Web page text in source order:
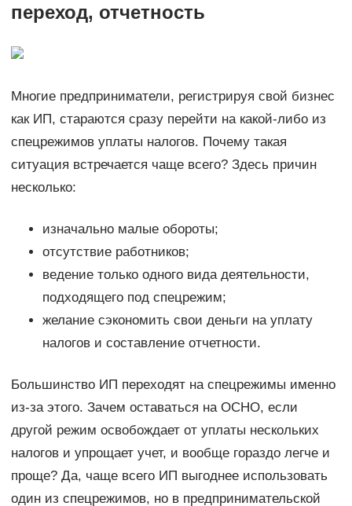
переход, отчетность
Многие предприниматели, регистрируя свой бизнес
как ИП, стараются сразу перейти на какой-либо из
спецрежимов уплаты налогов. Почему такая
ситуация встречается чаще всего? Здесь причин
несколько:
изначально малые обороты;
отсутствие работников;
ведение только одного вида деятельности,
подходящего под спецрежим;
желание сэкономить свои деньги на уплату
налогов и составление отчетности.
Большинство ИП переходят на спецрежимы именно
из-за этого. Зачем оставаться на ОСНО, если
другой режим освобождает от уплаты нескольких
налогов и упрощает учет, и вообще гораздо легче и
проще? Да, чаще всего ИП выгоднее использовать
один из спецрежимов, но в предпринимательской